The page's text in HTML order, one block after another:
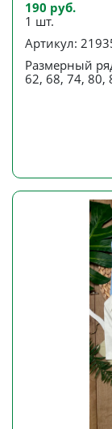
190 руб.
1 шт.
Артикул:
Размерный
62, 68, 74, 80,